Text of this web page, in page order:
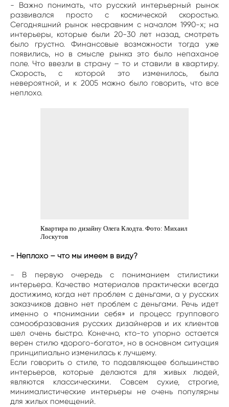
- Важно понимать, что русский интерьерный рынок
развивался просто с космической скоростью.
Сегодняшний рынок несравним с началом 1990-х; на
интерьеры, которые были 20-30 лет назад, смотреть
было грустно. Финансовые возможности тогда уже
появились, но в смысле рынка это было непаханое
поле. Что ввезли в страну – то и ставили в квартиру.
Скорость, с которой это изменилось, была
невероятной, и к 2005 можно было говорить, что все
неплохо.
Квартира по дизайну Олега Клодта. Фото: Михаил
Лоскутов
- Неплохо – что мы имеем в виду?
- В первую очередь с пониманием стилистики
интерьера. Качество материалов практически всегда
достижимо, когда нет проблем с деньгами, а у русских
заказчиков давно нет проблем с деньгами. Речь идет
именно о «понимании себя» и процесс группового
самообразования русских дизайнеров и их клиентов
шел очень быстро. Конечно, кто-то упорно остается
верен стилю «дорого-богато», но в основном ситуация
принципиально изменилась к лучшему.
Если говорить о стиле, то подавляющее большинство
интерьеров, которые делаются для живых людей,
являются классическими. Совсем сухие, строгие,
минималистические интерьеры не очень популярны
для жилых помещений.